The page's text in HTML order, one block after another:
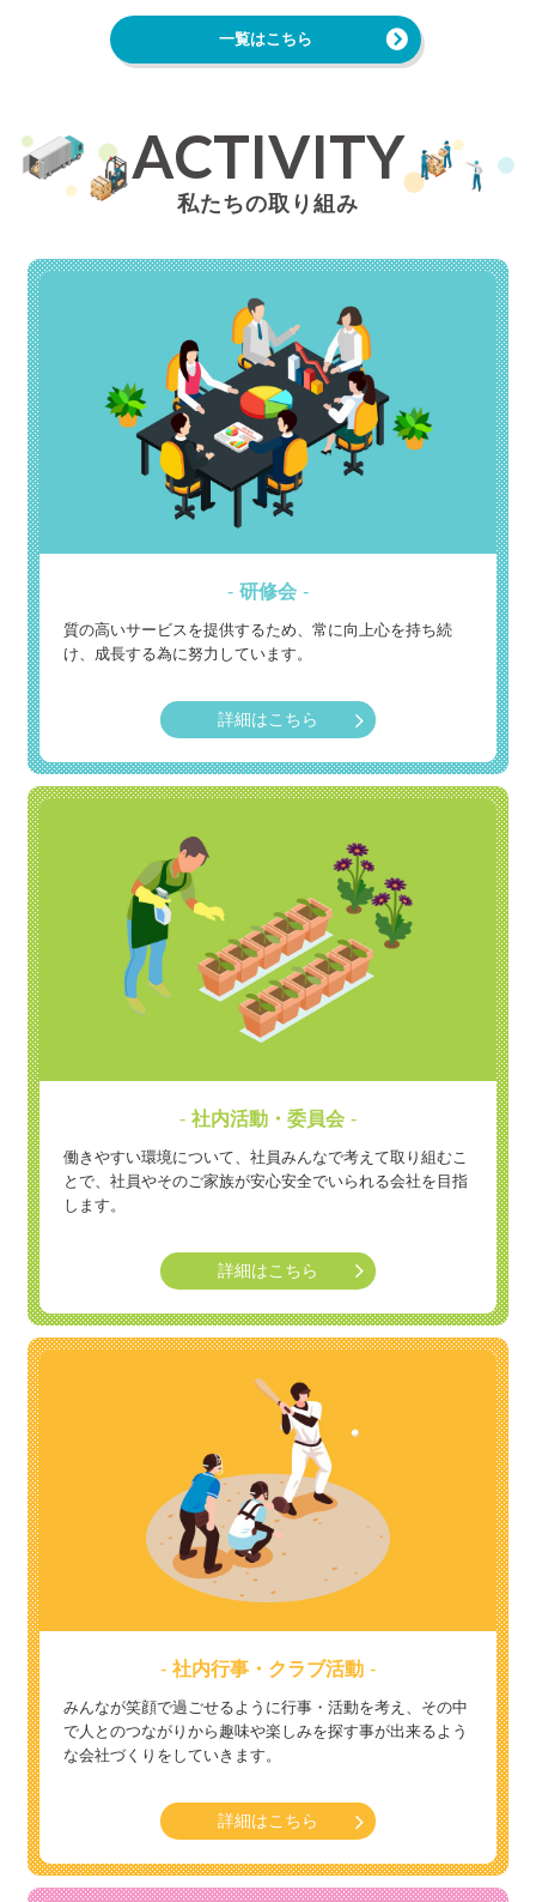
一覧はこちら
ACTIVITY
私たちの取り組み
研修会
質の高いサービスを提供するため、常に向上心を持ち続
け、成長する為に努力しています。
詳細はこちら
社内活動・委員会
働きやすい環境について、社員みんなで考えて取り組むこ
とで、社員やそのご家族が安心安全でいられる会社を目指
します。
詳細はこちら
社内行事・クラブ活動
みんなが笑顔で過ごせるように行事・活動を考え、その中
で人とのつながりから趣味や楽しみを探す事が出来るよう
な会社づくりをしていきます。
詳細はこちら